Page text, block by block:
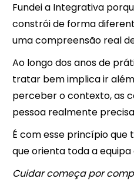
Fundei a Integrativa
constrói de forma
uma compreensão real
Ao longo dos anos de
tratar bem implica ir
perceber o contexto, as
pessoa realmente
É com esse princípio que
que orienta toda a
Cuidar começa por